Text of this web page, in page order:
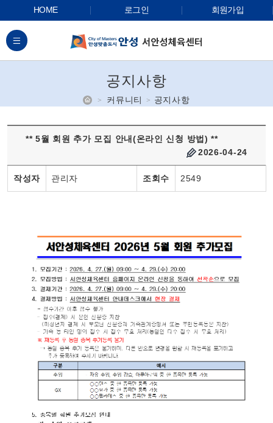
HOME 로그인 회원가입
전체메뉴
홈 커뮤니티 공지사항
공지사항
** 5월 회원 추가 모집 안내(온라인 신청 방법) **
2026-04-24
작성자 관리자 조회수 2549